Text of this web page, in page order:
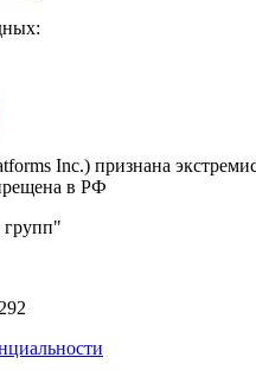
Inc.) признана
в РФ